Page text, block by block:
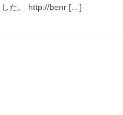
した。 http://benr […]